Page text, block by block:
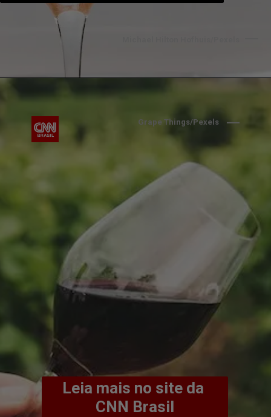
Leia mais no site da
CNN Brasil
Grape Things/Pexels